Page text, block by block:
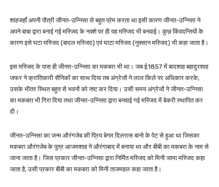
शाहजहाँ अपनी पौत्री जीनत-उन्निसा से बहुत प्रेम करता था इसी कारण जीनत-उन्निसा ने
अपने बाबा द्वारा बनाई गई मस्जिद के नक्शे पर ही यह मस्जिद भी बनवाई। कुछ किंवदन्तियों के
कारण इसे घटा मस्जिद (बादल मस्जिद) एवं घाटा मस्जिद (नुक्सान मस्जिद) भी कहा जाता है।
इस मस्जिद के पास ही जीनत-उन्निसा का मकबरा भी था। जब ई.1857 में बादशाह बहादुरशाह
जफर ने क्रांतिकारी सैनिकों का साथ दिया तब अंग्रेजों ने लाल किले पर अधिकार करके,
उसके भीतर स्थित बहुत से भवनों को नष्ट कर दिया। उसी समय अंग्रेजों ने जीनत-उन्निसा
का मकबरा भी गिरा दिया तथा जीनत-उन्निसा द्वारा बनवाई गई मस्जिद में बेकरी स्थापित कर
दी।
जीनत-उन्निसा का जन्म औरंगजेब की प्रिय बेगम दिलरास बानो के पेट से हुआ था जिसका
मकबरा औरंगजेब के पुत्र आजमशाह ने औरंगाबाद में बनाया था और बीबी का मकबरा के नाम से
जाना जाता है। जिस प्रकार जीनत-उन्निसा द्वारा निर्मित मस्जिद को मिनी जामा मस्जिद कहा
जाता है, उसी प्रकार बीबी का मकबरा को मिनी ताजमहल कहा जाता है।